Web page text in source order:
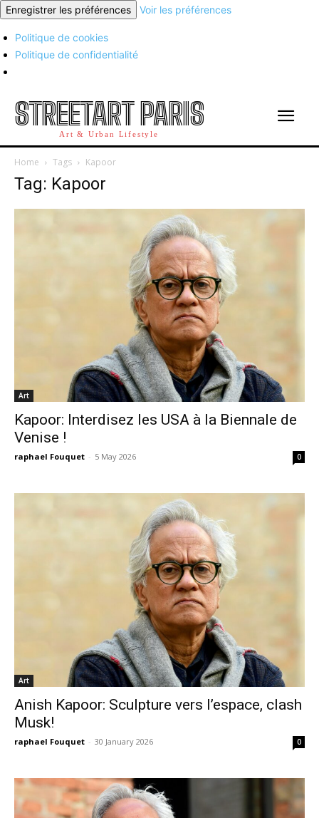
Enregistrer les préférences
Voir les préférences
Politique de cookies
Politique de confidentialité
STREETART PARIS
Art & Urban Lifestyle
Home Tags Kapoor
Tag: Kapoor
Art
Kapoor: Interdisez les USA à la Biennale de
Venise !
raphael Fouquet - 5 May 2026 0
Art
Anish Kapoor: Sculpture vers l’espace, clash
Musk!
raphael Fouquet - 30 January 2026 0